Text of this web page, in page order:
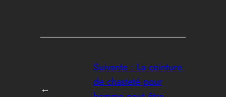
←
Suivante : La ceinture
de chasteté pour